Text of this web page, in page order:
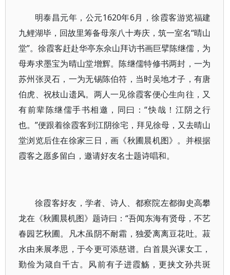
明泰昌元年，公元1620年6月，徐霞客游览福建
九鲤湖毕，回故里筹备母亲八十寿庆，筑一室名“晴山
堂”。徐霞客赶赴华亭东佘山拜访书画巨擘陈继儒，为
母寿求墨宝为晴山堂增辉。陈继儒特修书两封，一为
苏州张灵石，一为无锡陈伯符，当时吴地才子，有唐
伯虎、祝枝山遗风。两人一见徐霞客便心生向往，又
有前辈陈继儒手书相邀，同曰：“快哉！江阴之行
也。”便跟着徐霞客到江阴徐宅，拜见徐母，又去晴山
堂浏览后住在徐家三日，画《秋圃晨机图》。并根据
霞客之愿多留白，邀请好友名士题诗唱和。
徐霞客好友，学者、诗人、都察院左都御史高攀
龙在《秋圃晨机图》题诗曰：“吾闻东海有贤母，不艺
春园艺秋圃。凡木虽阴不耐霜，独爱离离豆花吐。菽
水由来展孝思，于今更可添慈谱。白首晨兴课女工，
勤俭为箴自千古。风前有子进霞觞，更挟文孙共斑